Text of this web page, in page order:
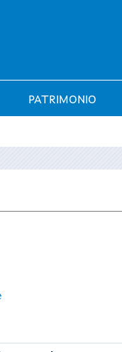
PATRIMONIO